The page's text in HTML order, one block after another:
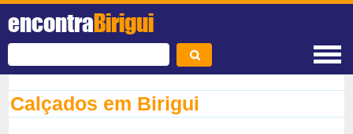
encontraBirigui
Calçados em Birigui